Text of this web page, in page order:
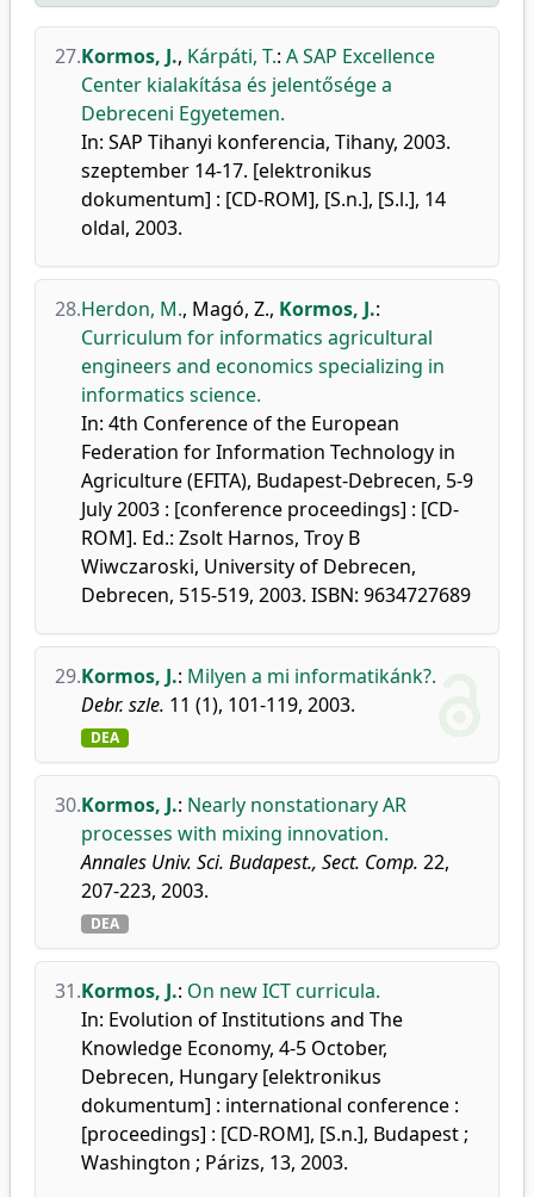
27.Kormos, J., Kárpáti, T.: A SAP Excellence
Center kialakítása és jelentősége a
Debreceni Egyetemen.
In: SAP Tihanyi konferencia, Tihany, 2003.
szeptember 14-17. [elektronikus
dokumentum] : [CD-ROM], [S.n.], [S.l.], 14
oldal, 2003.
28.Herdon, M., Magó, Z., Kormos, J.:
Curriculum for informatics agricultural
engineers and economics specializing in
informatics science.
In: 4th Conference of the European
Federation for Information Technology in
Agriculture (EFITA), Budapest-Debrecen, 5-9
July 2003 : [conference proceedings] : [CD-
ROM]. Ed.: Zsolt Harnos, Troy B
Wiwczaroski, University of Debrecen,
Debrecen, 515-519, 2003. ISBN: 9634727689
29.Kormos, J.: Milyen a mi informatikánk?.
Debr. szle. 11 (1), 101-119, 2003.
DEA
30.Kormos, J.: Nearly nonstationary AR
processes with mixing innovation.
Annales Univ. Sci. Budapest., Sect. Comp. 22,
207-223, 2003.
DEA
31.Kormos, J.: On new ICT curricula.
In: Evolution of Institutions and The
Knowledge Economy, 4-5 October,
Debrecen, Hungary [elektronikus
dokumentum] : international conference :
[proceedings] : [CD-ROM], [S.n.], Budapest ;
Washington ; Párizs, 13, 2003.